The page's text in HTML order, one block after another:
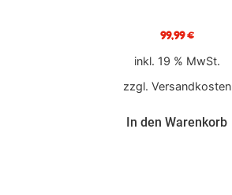
99,99€
inkl. 19 % MwSt.
zzgl. Versandkosten
In den Warenkorb